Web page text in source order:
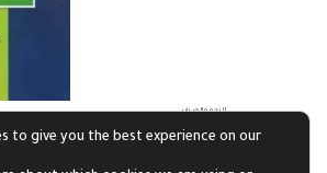
النحو والصرف
Add to basket
to give you the best experience on our